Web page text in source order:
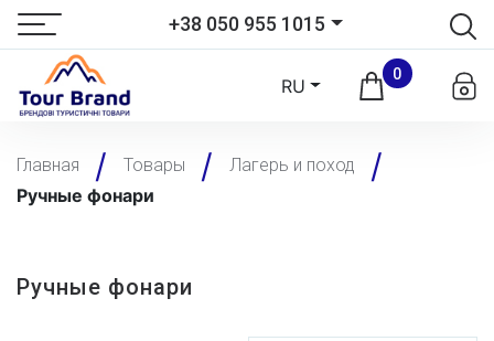
+38 050 955 1015
RU
0
Главная Товары Лагерь и поход
Ручные фонари
Ручные фонари